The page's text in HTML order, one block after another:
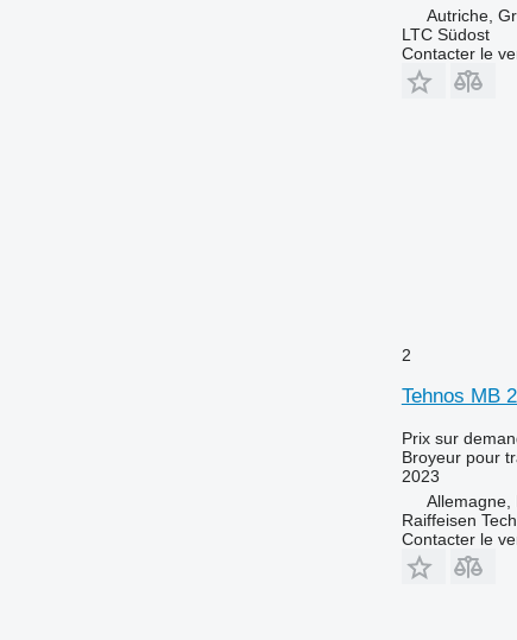
Autriche,
LTC Südost
Contacter le
2
Tehnos MB
Prix sur
Broyeur pour
2023
Allemagne,
Raiffeisen
Contacter le